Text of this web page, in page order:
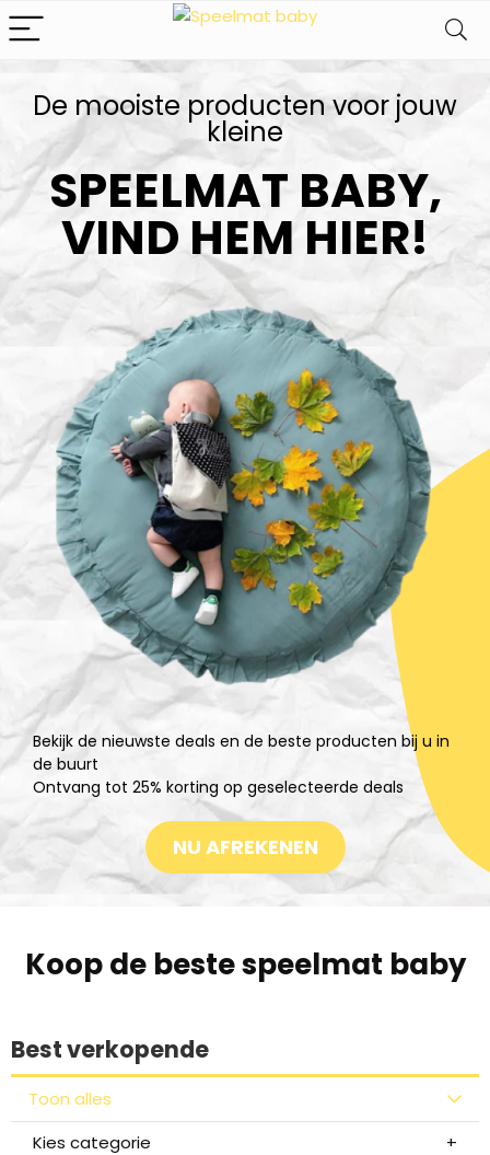
De mooiste producten voor jouw
kleine​
SPEELMAT BABY,
VIND HEM HIER!
Bekijk de nieuwste deals en de beste producten bij u in
de buurt
Ontvang tot 25% korting op geselecteerde deals
NU AFREKENEN
Koop de beste speelmat baby
Best verkopende
Toon alles
Kies categorie